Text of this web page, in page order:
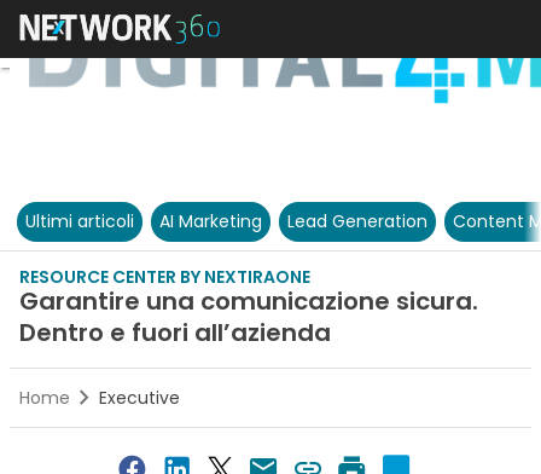
Ultimi articoli AI Marketing Lead Generation Content
RESOURCE CENTER BY NEXTIRAONE
Garantire una comunicazione sicura.
Dentro e fuori all’azienda
Home Executive